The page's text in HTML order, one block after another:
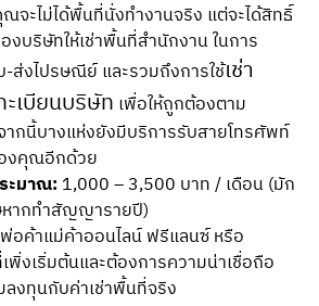
จะไม่ได้พื้นที่นั่งทำงานจริง แต่จะได้สิทธิ์
งบริษัทให้เช่าพื้นที่สำนักงาน ในการ
ส่งไปรษณีย์ และรวมถึงการใช้เช่า
เบียนบริษัท เพื่อให้ถูกต้องตาม
กนี้บางแห่งยังมีบริการรับสายโทรศัพท์
งคุณอีกด้วย
ะมาณ: 1,000 – 3,500 บาท / เดือน (มัก
ากทำสัญญารายปี)
พ่อค้าแม่ค้าออนไลน์ ฟรีแลนซ์ หรือ
พิ่งเริ่มต้นและต้องการความน่าเชื่อถือ
งทุนกับค่าเช่าพื้นที่จริง